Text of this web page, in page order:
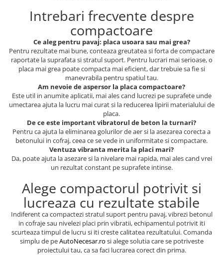
Intrebari frecvente despre
compactoare
Ce aleg pentru pavaj: placa usoara sau mai grea?
Pentru rezultate mai bune, conteaza greutatea si forta de compactare
raportate la suprafata si stratul suport. Pentru lucrari mai serioase, o
placa mai grea poate compacta mai eficient, dar trebuie sa fie si
manevrabila pentru spatiul tau.
Am nevoie de aspersor la placa compactoare?
Este util in anumite aplicatii, mai ales cand lucrezi pe suprafete unde
umectarea ajuta la lucru mai curat si la reducerea lipirii materialului de
placa.
De ce este important vibratorul de beton la turnari?
Pentru ca ajuta la eliminarea golurilor de aer si la asezarea corecta a
betonului in cofraj, ceea ce se vede in uniformitate si compactare.
Ventuza vibranta merita la placi mari?
Da, poate ajuta la asezare si la nivelare mai rapida, mai ales cand vrei
un rezultat constant pe suprafete intinse.
Alege compactorul potrivit si
lucreaza cu rezultate stabile
Indiferent ca compactezi stratul suport pentru pavaj, vibrezi betonul
in cofraje sau nivelezi placi prin vibratii, echipamentul potrivit iti
scurteaza timpul de lucru si iti creste calitatea rezultatului. Comanda
simplu de peAutoNecesar.ro si alege solutia care se potriveste
proiectului tau, ca sa faci lucrarea corect din prima.